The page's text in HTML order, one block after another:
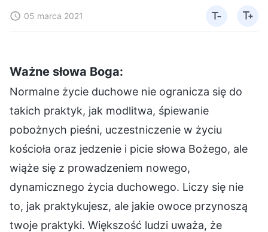
05 marca 2021
Ważne słowa Boga:
Normalne życie duchowe nie ogranicza się do
takich praktyk, jak modlitwa, śpiewanie
pobożnych pieśni, uczestniczenie w życiu
kościoła oraz jedzenie i picie słowa Bożego, ale
wiąże się z prowadzeniem nowego,
dynamicznego życia duchowego. Liczy się nie
to, jak praktykujesz, ale jakie owoce przynoszą
twoje praktyki. Większość ludzi uważa, że